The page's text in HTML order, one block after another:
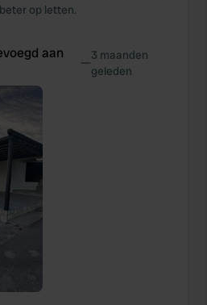
op letten.
aan
—3 maanden
geleden